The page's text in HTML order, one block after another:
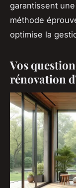
garantissent
méthode
optimise la
Vos
rénovation